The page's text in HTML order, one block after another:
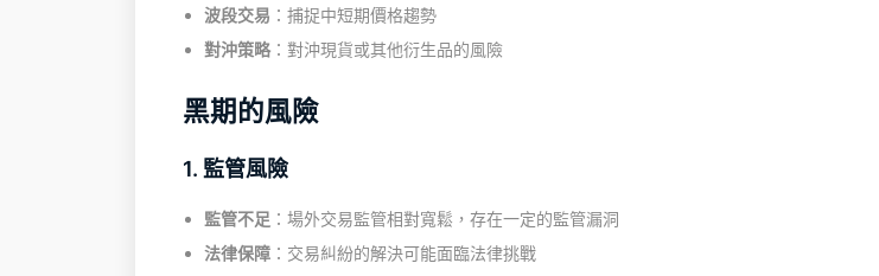
波段交易 ：捕捉中短期價格趨勢
對沖策略 ：對沖現貨或其他衍生品的風險
黑期的風險
1. 監管風險
監管不足 ：場外交易監管相對寬鬆，存在一定的監管漏洞
法律保障 ：交易糾紛的解決可能面臨法律挑戰